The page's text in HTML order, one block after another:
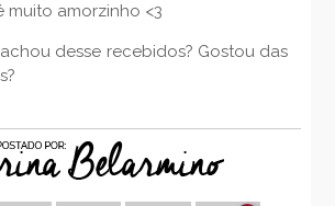
muito amorzinho <3
desse recebidos? Gostou das